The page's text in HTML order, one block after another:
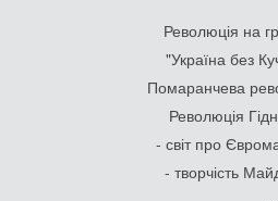
Революція на
"Україна без
Помаранчева
Революція
- світ про
- творчість